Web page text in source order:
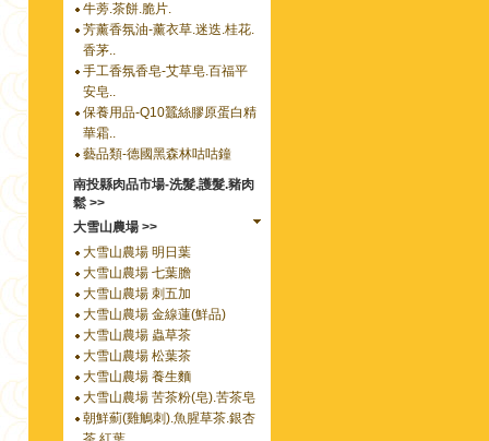
牛蒡.茶餅.脆片.
芳薰香氛油-薰衣草.迷迭.桂花.
香茅..
手工香氛香皂-艾草皂.百福平
安皂..
保養用品-Q10蠶絲膠原蛋白精
華霜..
藝品類-德國黑森林咕咕鐘
南投縣肉品市場-洗髮.護髮.豬肉
鬆 >>
大雪山農場 >>
大雪山農場 明日葉
大雪山農場 七葉膽
大雪山農場 刺五加
大雪山農場 金線蓮(鮮品)
大雪山農場 蟲草茶
大雪山農場 松葉茶
大雪山農場 養生麵
大雪山農場 苦茶粉(皂).苦茶皂
朝鮮薊(雞鵤刺).魚腥草茶.銀杏